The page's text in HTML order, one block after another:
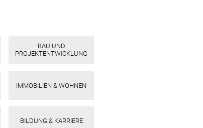
BAU UND
PROJEKTENTWICKLUNG
IMMOBILIEN & WOHNEN
BILDUNG & KARRIERE